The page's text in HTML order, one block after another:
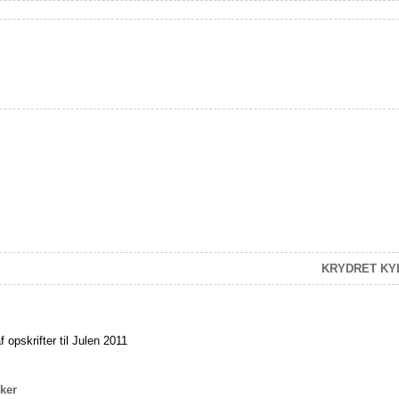
KRYDRET
opskrifter til Julen 2011